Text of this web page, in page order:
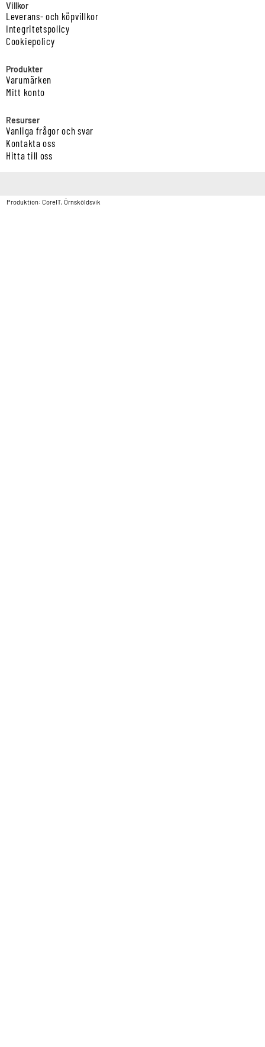
Villkor
Leverans- och köpvillkor
Integritetspolicy
Cookiepolicy
Produkter
Varumärken
Mitt konto
Resurser
Vanliga frågor och svar
Kontakta oss
Hitta till oss
Produktion: CoreIT, Örnsköldsvik